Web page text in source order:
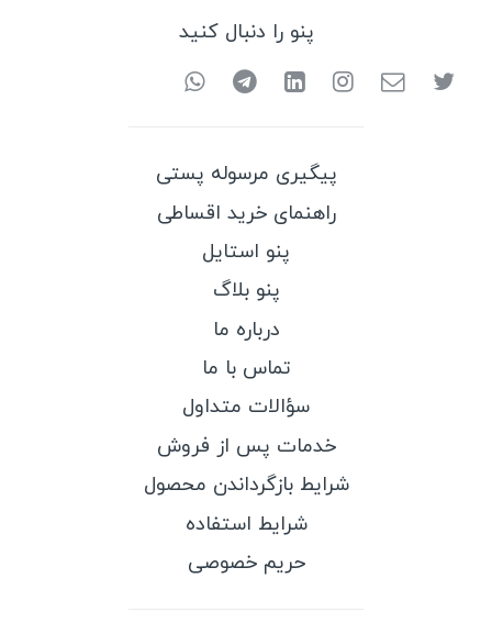
پنو را دنبال کنید
پیگیری مرسوله پستی
راهنمای خرید اقساطی
پنو استایل
پنو بلاگ
درباره ما
تماس با ما
سؤالات متداول
خدمات پس از فروش
شرایط بازگرداندن محصول
شرایط استفاده
حریم خصوصی